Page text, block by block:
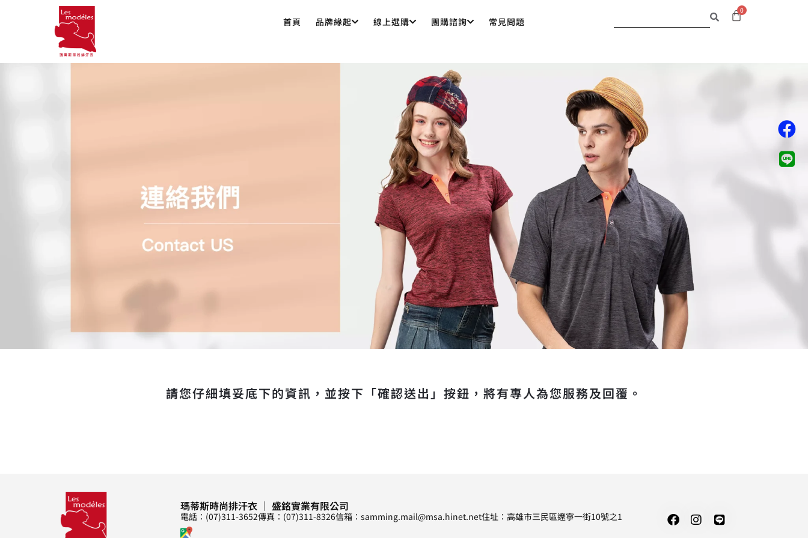
要
首頁 品牌緣起 線上選購 團購諮詢 常見問題
請您仔細填妥底下的資訊，並按下「確認送出」按鈕，將有專人為您服務及回覆。
瑪蒂斯時尚排汗衣 ｜ 盛銘實業有限公司
電話：(07)311-3652傳真：(07)311-8326信箱：samming.mail@msa.hinet.net住址：高雄市三民區遼寧一街10號之1